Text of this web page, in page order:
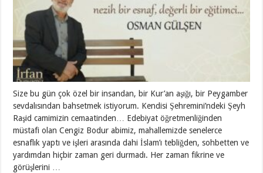
Size bu gün çok özel bir insandan, bir Kur’an aşığı, bir Peygamber
sevdalısından bahsetmek istiyorum. Kendisi Şehremini’ndeki Şeyh
Raşid camimizin cemaatinden… Edebiyat öğretmenliğinden
müstafi olan Cengiz Bodur abimiz, mahallemizde senelerce
esnaflık yaptı ve işleri arasında dahi İslam’ı tebliğden, sohbetten ve
yardımdan hiçbir zaman geri durmadı. Her zaman fikrine ve
görüşlerini …